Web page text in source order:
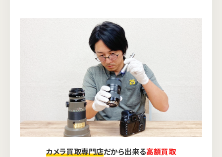
カメラ買取専門店だから出来る高額買取